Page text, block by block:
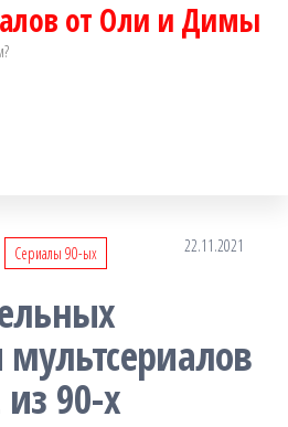
от Оли и Димы
Сериалы 90-ых 22.11.2021
90-х